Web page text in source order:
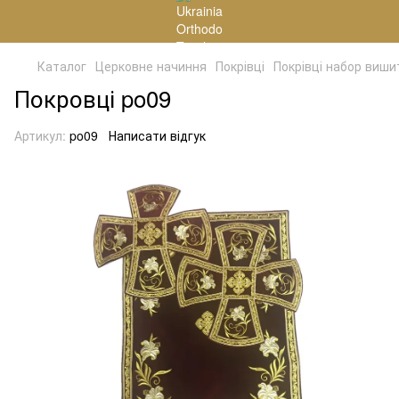
Каталог Церковне начиння Покрівці Покрівці набор
Покровці po09
Артикул: po09 Написати відгук